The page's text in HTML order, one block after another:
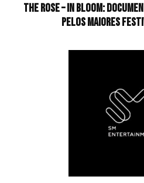
The Rose – In Bloom:
pelos maiores